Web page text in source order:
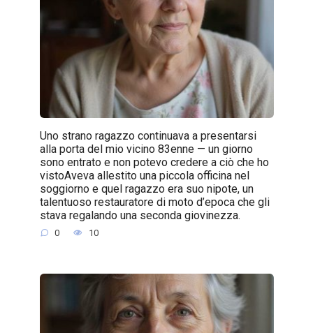
Uno strano ragazzo continuava a presentarsi
alla porta del mio vicino 83enne — un giorno
sono entrato e non potevo credere a ciò che ho
vistoAveva allestito una piccola officina nel
soggiorno e quel ragazzo era suo nipote, un
talentuoso restauratore di moto d’epoca che gli
stava regalando una seconda giovinezza.
0 10